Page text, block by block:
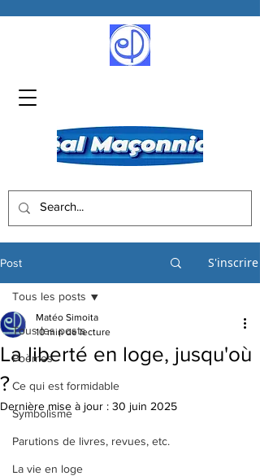
Post S'inscrire
Tous les posts
Poèmes
Ce qui est formidable
Symbolisme
Parutions de livres, revues, etc.
La vie en loge
Tous les posts
La liberté en loge, jusqu'où
?
Matéo Simoita
10 min de lecture
Dernière mise à jour : 30 juin 2025